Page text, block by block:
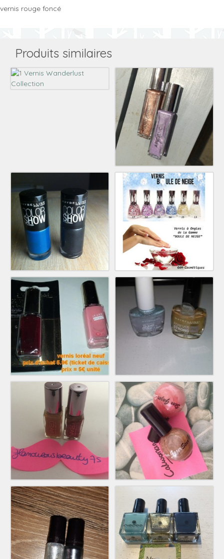
vernis rouge foncé
Produits similaires